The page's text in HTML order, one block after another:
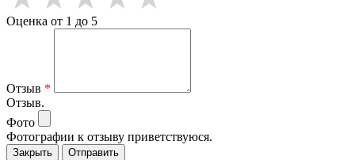
Оценка от 1 до 5
Отзыв *
Отзыв.
Фото
Фотографии к отзыву приветствуюся.
Закрыть Отправить